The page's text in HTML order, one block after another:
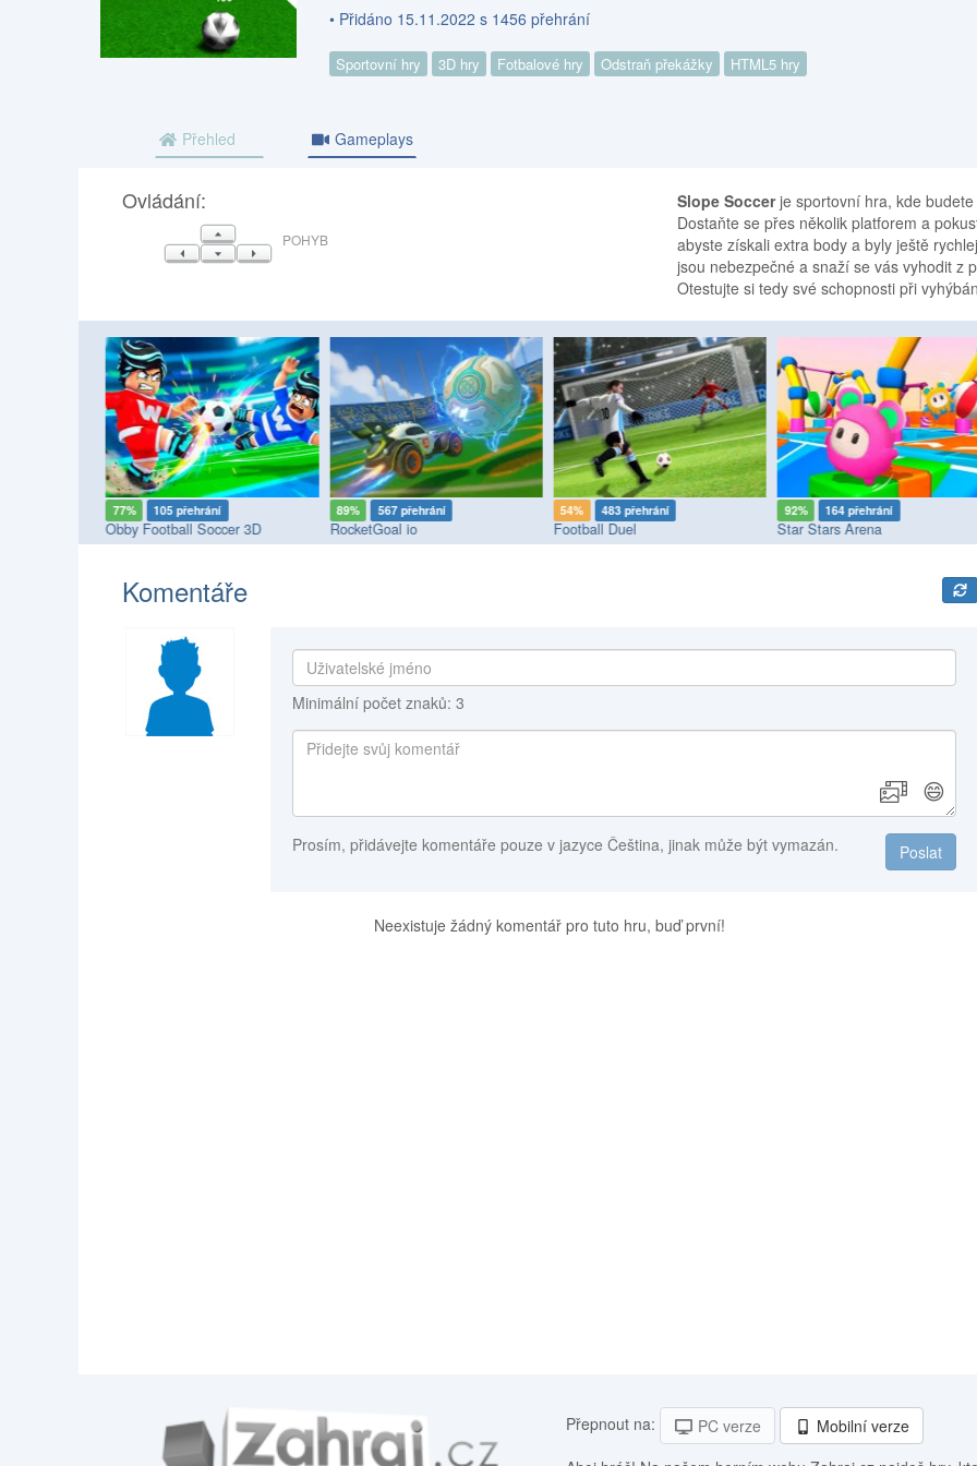
• Přidáno 15.11.2022 s 1456 přehrání
Sportovní hry 3D hry Fotbalové hry Odstraň překážky HTML5 hry
Přehled Gameplays
Ovládání:
NAHORU
VLEVODOLŮVPRAVO
POHYB
Slope Soccerje sportovní hra, kde
Dostaňte se přes několik platforem a
abyste získali extra body a byly ještě
jsou nebezpečné a snaží se vás vyhodit z
Otestujte si tedy své schopnosti při
77% 105 přehrání
Obby Football Soccer 3D
89% 567 přehrání
RocketGoal io
54% 483 přehrání
Football Duel
92% 164 přehrání
Star Stars Arena
Komentáře
Minimální počet znaků: 3
😄
Poslat
Prosím, přidávejte komentáře pouze v jazyce Čeština, jinak může být vymazán.
Neexistuje žádný komentář pro tuto hru, buď první!
Přepnout na: PC verze
Mobilní verze